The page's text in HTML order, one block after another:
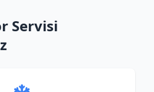
Servisi